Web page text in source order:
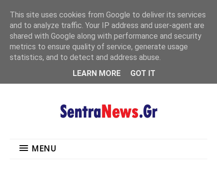
MENU
MENU
This site uses cookies from Google to deliver its services
and to analyze traffic. Your IP address and user-agent are
shared with Google along with performance and security
metrics to ensure quality of service, generate usage
statistics, and to detect and address abuse.
LEARN MORE
GOT IT